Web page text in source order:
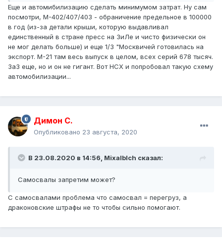
Еще и автомибилизацию сделать минимумом затрат. Ну сам
посмотри, М-402/407/403 - обраничение предельное в 100000
в год (из-за детали крыши, которую выдавливал
единственный в стране пресс на ЗиЛе и чисто физически он
не мог делать больше) и еще 1/3 "Москвичей готовилась на
экспорт. М-21 там весь выпуск в целом, всех серий 678 тысяч.
ЗаЗ еще, но и он не гигант. Вот НСХ и попробовал такую схему
автомобилизации...
Димон С.
Опубликовано 23 августа, 2020
В 23.08.2020 в 14:56, Mixalblch сказал:
Самосвалы запретим может?
С самосвалами проблема что самосвал = перегруз, а
драконовские штрафы не то чтобы сильно помогают.